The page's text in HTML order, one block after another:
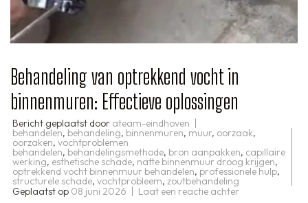
Behandeling van optrekkend vocht in
binnenmuren: Effectieve oplossingen
Bericht geplaatst door ateam-eindhoven
behandelen, behandeling, binnenmuren, muur, oorzaak,
oorzaken, vochtproblemen
behandelen, behandelingsmethode, bron aanpakken, capillaire
werking, esthetische schade, natte binnenmuur droog krijgen,
optrekkend vocht binnenmuur behandelen, professionele hulp,
structurele schade, vochtprobleem, zoutbehandeling
Geplaatst op 08 juni 2026 Laat een reactie achter